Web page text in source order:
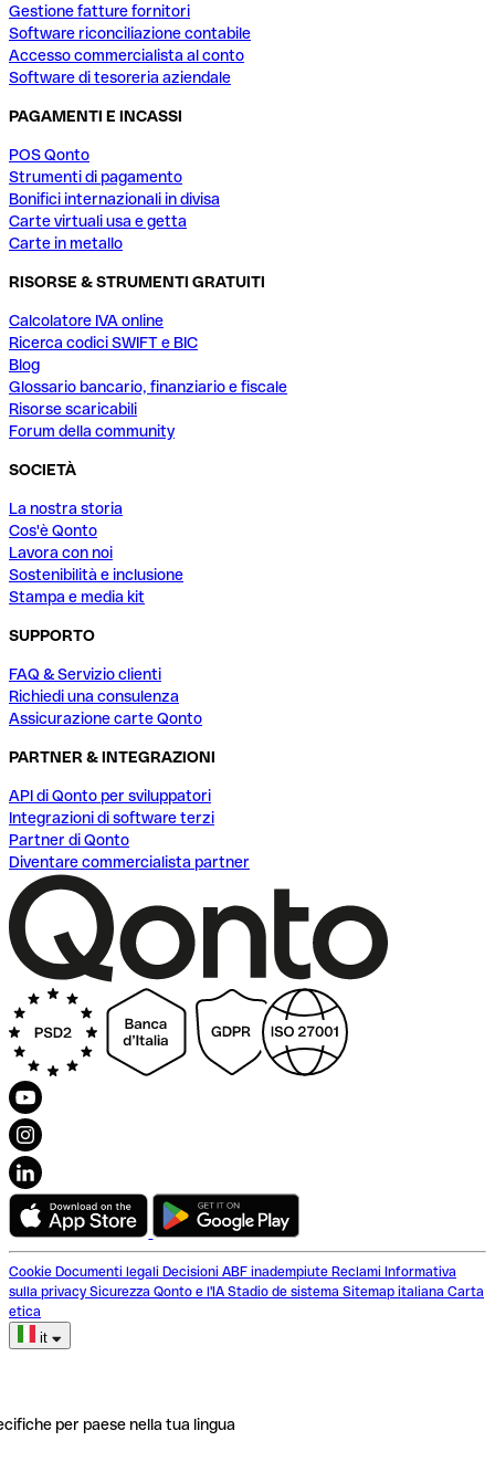
Gestione fatture fornitori
Software riconciliazione contabile
Accesso commercialista al conto
Software di tesoreria aziendale
PAGAMENTI E INCASSI
POS Qonto
Strumenti di pagamento
Bonifici internazionali in divisa
Carte virtuali usa e getta
Carte in metallo
RISORSE & STRUMENTI GRATUITI
Calcolatore IVA online
Ricerca codici SWIFT e BIC
Blog
Glossario bancario, finanziario e fiscale
Risorse scaricabili
Forum della community
SOCIETÀ
La nostra storia
Cos'è Qonto
Lavora con noi
Sostenibilità e inclusione
Stampa e media kit
SUPPORTO
FAQ & Servizio clienti
Richiedi una consulenza
Assicurazione carte Qonto
PARTNER & INTEGRAZIONI
API di Qonto per sviluppatori
Integrazioni di software terzi
Partner di Qonto
Diventare commercialista partner
Cookie Documenti legali Decisioni ABF inadempiute Reclami Informativa
sulla privacy Sicurezza Qonto e l'IA Stadio de sistema Sitemap italiana Carta
etica
it
per paese nella tua lingua